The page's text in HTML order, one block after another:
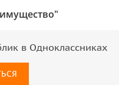
в Одноклассниках